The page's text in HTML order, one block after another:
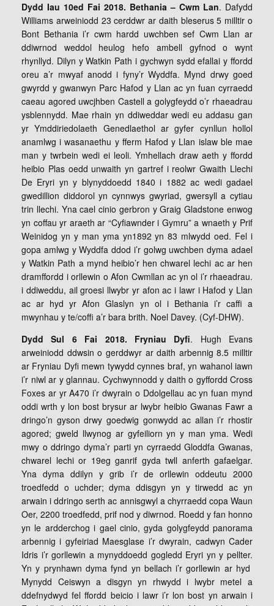
Dydd Iau 10ed Fai 2018. Bethania – Cwm Lan. Dafydd
Williams arweiniodd 23 cerddwr ar daith bleserus 5 milltir o
Bont Bethania i’r cwm hardd uwchben sef Cwm Llan ar
ddiwrnod weddol heulog hefo ambell gyfnod o wynt
rhynllyd. Dilyn y Watkin Path i gychwyn sydd efallai y ffordd
oreu a’r mwyaf anodd i fyny’r Wyddfa. Mynd drwy goed
gwyrdd y gwanwyn Parc Hafod y Llan ac yn fuan cyrraedd
caeau agored uwcjhben Castell a golygfeydd o’r rhaeadrau
ysblennydd. Mae rhain yn ddiweddar wedi eu addasu gan
yr Ymddiriedolaeth Genedlaethol ar gyfer cynllun hollol
anamlwg i wasanaethu y fferm Hafod y Llan islaw ble mae
man y twrbein wedi ei leoli. Ymhellach draw aeth y ffordd
heibio Plas oedd unwaith yn gartref i reolwr Gwaith Llechi
De Eryri yn y blynyddoedd 1840 i 1882 ac wedi gadael
gwedillion diddorol yn cynnwys gwyriad, gwersyll a cytiau
trin llechi. Yna cael cinio gerbron y Graig Gladstone enwog
yn coffau yr araeth ar “Cyfiawnder i Gymru” a wnaeth y Prif
Weinidog yn y man yma yn1892 yn 83 mlwydd oed. Fel i
gopa amlwg y Wyddfa ddod i’r golwg uwchben dyma adael
y Watkin Path a mynd heibio’r hen chwarel lechi ac ar hen
dramffordd i orllewin o Afon Cwmllan ac yn ol i’r rhaeadrau.
i ddiweddu, ail groesi llwybr yr afon ac i lawr i Hafod y Llan
ac ar hyd yr Afon Glaslyn yn ol i Bethania i’r caffi a
mwynhau y te/coffi a’r bara brith. Noel Davey. (Cyf-DHW).
Dydd Sul 6 Fai 2018. Fryniau Dyfi. Hugh Evans
arweiniodd ddwsin o gerddwyr ar daith arbennig 8.5 milltir
ar Fryniau Dyfi mewn tywydd cynnes braf, yn wahanol iawn
i’r niwl ar y glannau. Cychwynnodd y daith o gyffordd Cross
Foxes ar yr A470 i’r dwyrain o Ddolgellau ac yn fuan mynd
oddi wrth y lon bost brysur ar lwybr heibio Gwanas Fawr a
dringo’n gyson drwy goedwig gonwydd ac allan i’r rhostir
agored; gweld llwynog ar gyfeiliorn yn y man yma. Wedi
mwy o ddringo dyma’r parti yn cyrraedd Gloddfa Gwanas,
chwarel lechi or 19eg ganrif gyda twll anferth gafaelgar.
Yna dyma ddilyn y grib i’r de orllewin oddeutu 2000
troedfedd o uchder; dyma ddisgyn yn y tirwedd ac yn
arwain i ddringo serth ac annisgwyl a chyrraedd copa Waun
Oer, 2200 troedfedd, prif nod y diwrnod. Roedd y fan honno
yn le ardderchog i gael cinio, gyda golygfeydd panorama
arbennig i gyfeiriad Maesglase i’r dwyrain, cadwyn Cader
Idris i’r gorllewin a mynyddoedd gogledd Eryri yn y pellter.
Yn y prynhawn dyma fynd yn bellach i’r gorllewin ar hyd
Mynydd Ceiswyn a disgyn yn rhwydd i lwybr metel a
ddefnydwyd fel ffordd beicio i lawr i’r lon bost yn arwain i